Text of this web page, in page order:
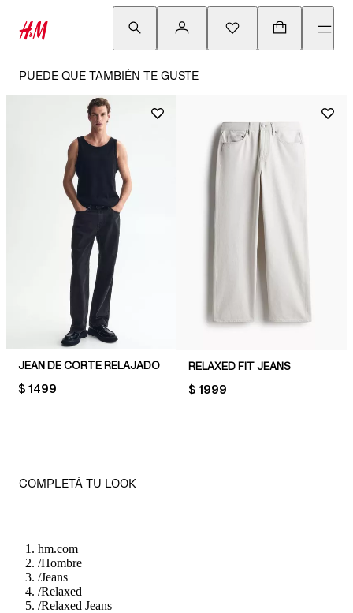
PUEDE QUE TAMBIÉN TE GUSTE
JEAN DE CORTE RELAJADO
PRICE:
$ 1499
RELAXED FIT JEANS
PRICE:
$ 1999
COMPLETÁ TU LOOK
hm.com
/Hombre
/Jeans
/Relaxed
/Relaxed Jeans